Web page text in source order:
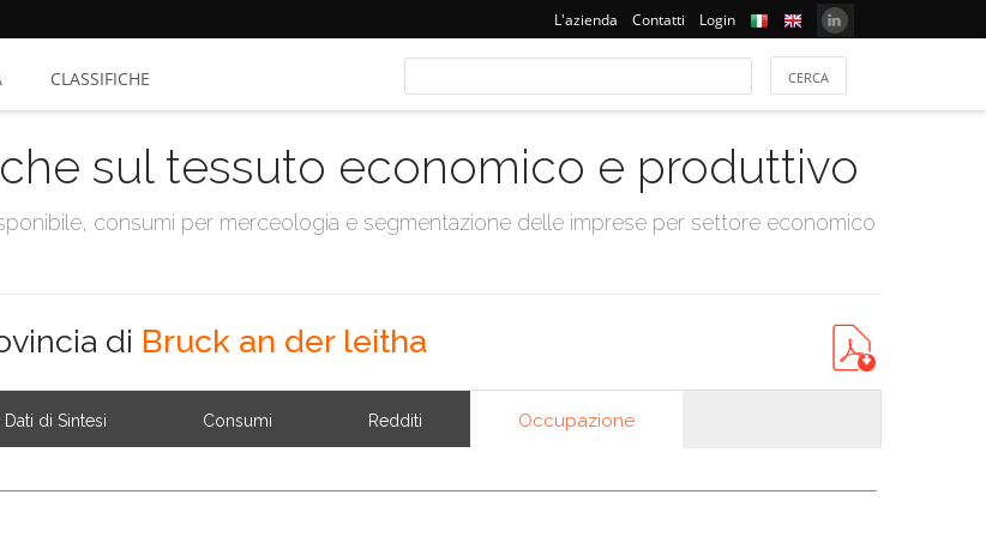
L'azienda Contatti Login
CLASSIFICHE
sul tessuto economico e produttivo
consumi per merceologia e segmentazione delle imprese per settore economico
di Bruck an der leitha
Dati di Sintesi Consumi Redditi Occupazione